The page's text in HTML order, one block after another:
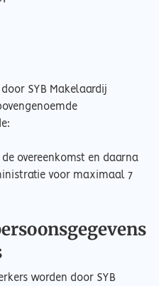
SYB Makelaardij
overeenkomst en daarna
voor maximaal 7
worden door SYB